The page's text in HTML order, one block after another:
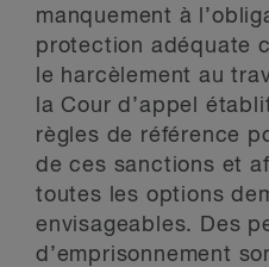
manquement à
protection adéquate
le harcèlement au
la Cour d’appel
règles de référence
de ces sanctions et
toutes les options
envisageables. Des
d’emprisonnement